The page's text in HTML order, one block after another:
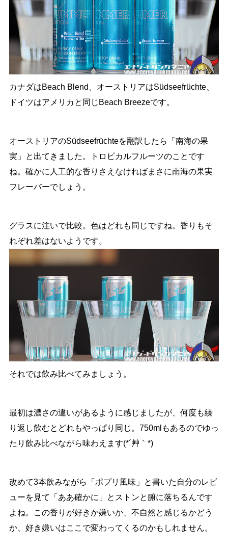
カナダはBeach Blend、オーストリアはSüdseefrüchte、
ドイツはアメリカと同じBeach Breezeです。
オーストリアのSüdseefrüchteを翻訳したら「南海の果
実」と出てきました。トロピカルフルーツのことです
ね。確かに人工的な香りさえなければまさに南海の果実
フレーバーでしょう。
グラスに注いで比較。色はどれも同じですね。香りもそ
れぞれ差はないようです。
それでは飲み比べてみましょう。
最初は濃さの違いがあるように感じましたが、何度も繰
り返し飲むとどれもやっぱり同じ。750mlもあるのでゆっ
たり飲み比べながら味わえます(*´艸｀*)
改めて3本飲みながら「ポプリ風味」と書いた自分のレビ
ューを見て「ああ確かに」とストンと腑に落ちるんです
よね。この香りが好きか嫌いか、不自然と感じるかどう
か、好き嫌いはここで変わってくるのかもしれません。